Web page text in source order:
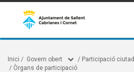
Inici / Govern obert / Participació
/ Òrgans de participació